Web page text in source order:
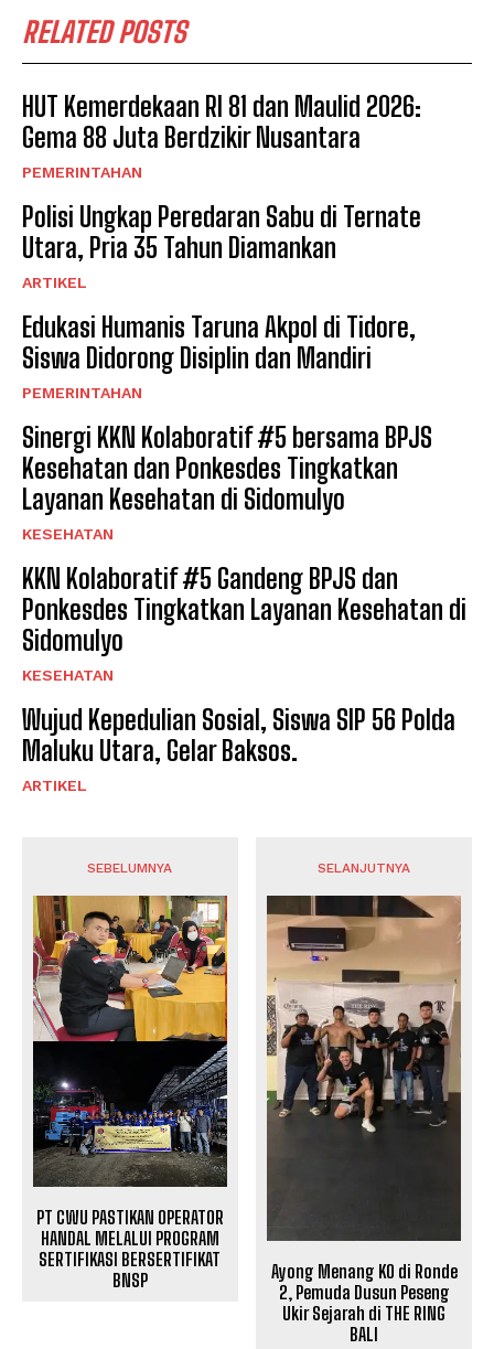
RELATED POSTS
HUT Kemerdekaan RI 81 dan Maulid 2026:
Gema 88 Juta Berdzikir Nusantara
PEMERINTAHAN
Polisi Ungkap Peredaran Sabu di Ternate
Utara, Pria 35 Tahun Diamankan
ARTIKEL
Edukasi Humanis Taruna Akpol di Tidore,
Siswa Didorong Disiplin dan Mandiri
PEMERINTAHAN
Sinergi KKN Kolaboratif #5 bersama BPJS
Kesehatan dan Ponkesdes Tingkatkan
Layanan Kesehatan di Sidomulyo
KESEHATAN
KKN Kolaboratif #5 Gandeng BPJS dan
Ponkesdes Tingkatkan Layanan Kesehatan di
Sidomulyo
KESEHATAN
Wujud Kepedulian Sosial, Siswa SIP 56 Polda
Maluku Utara, Gelar Baksos.
ARTIKEL
SEBELUMNYA
PT CWU PASTIKAN OPERATOR
HANDAL MELALUI PROGRAM
SERTIFIKASI BERSERTIFIKAT
BNSP
SELANJUTNYA
Ayong Menang KO di Ronde
2, Pemuda Dusun Peseng
Ukir Sejarah di THE RING
BALI